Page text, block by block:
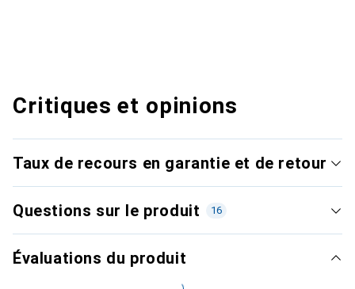
Critiques et opinions
Taux de recours en garantie et de retour
Questions sur le produit 16
Évaluations du produit